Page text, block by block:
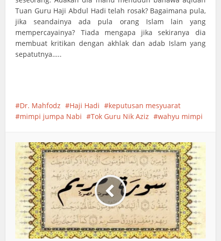
Tuan Guru Haji Abdul Hadi telah rosak? Bagaimana pula,
jika seandainya ada pula orang Islam lain yang
mempercayainya? Tiada mengapa jika sekiranya dia
membuat kritikan dengan akhlak dan adab Islam yang
sepatutnya…..
Dr. Mahfodz Haji Hadi
keputusan mesyuarat
mimpi jumpa Nabi
Tok Guru Nik Aziz wahyu mimpi